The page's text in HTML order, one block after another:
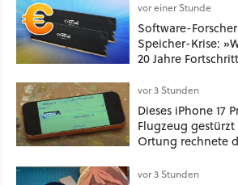
vor einer Stunde
Software-
Speicher-Krise:
20 Jahre
vor 3 Stunden
Dieses iPhone 17
Flugzeug
Ortung rechnete
vorzufinden
vor 3 Stunden